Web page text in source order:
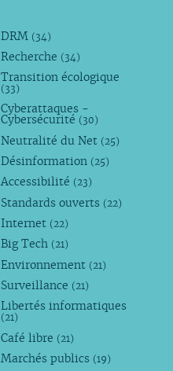
DRM (34)
Recherche (34)
Transition écologique
(33)
Cyberattaques -
Cybersécurité (30)
Neutralité du Net (25)
Désinformation (25)
Accessibilité (23)
Standards ouverts (22)
Internet (22)
Big Tech (21)
Environnement (21)
Surveillance (21)
Libertés informatiques
(21)
Café libre (21)
Marchés publics (19)